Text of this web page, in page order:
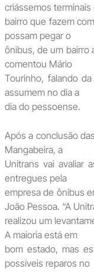
criássemos terminais
bairro que fazem
possam pegar o
ônibus, de um bairro
comentou Mário
Tourinho, falando
assumem no dia a
dia do pessoense.
Após a conclusão
Mangabeira, a
Unitrans vai avaliar
entregues pela
empresa de ônibus
João Pessoa. “A
realizou um
A maioria está em
bom estado, mas
possíveis reparos no